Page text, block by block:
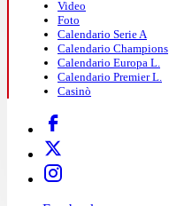
Video
Foto
Calendario Serie A
Calendario Champions
Calendario Europa L.
Calendario Premier L.
Casinò